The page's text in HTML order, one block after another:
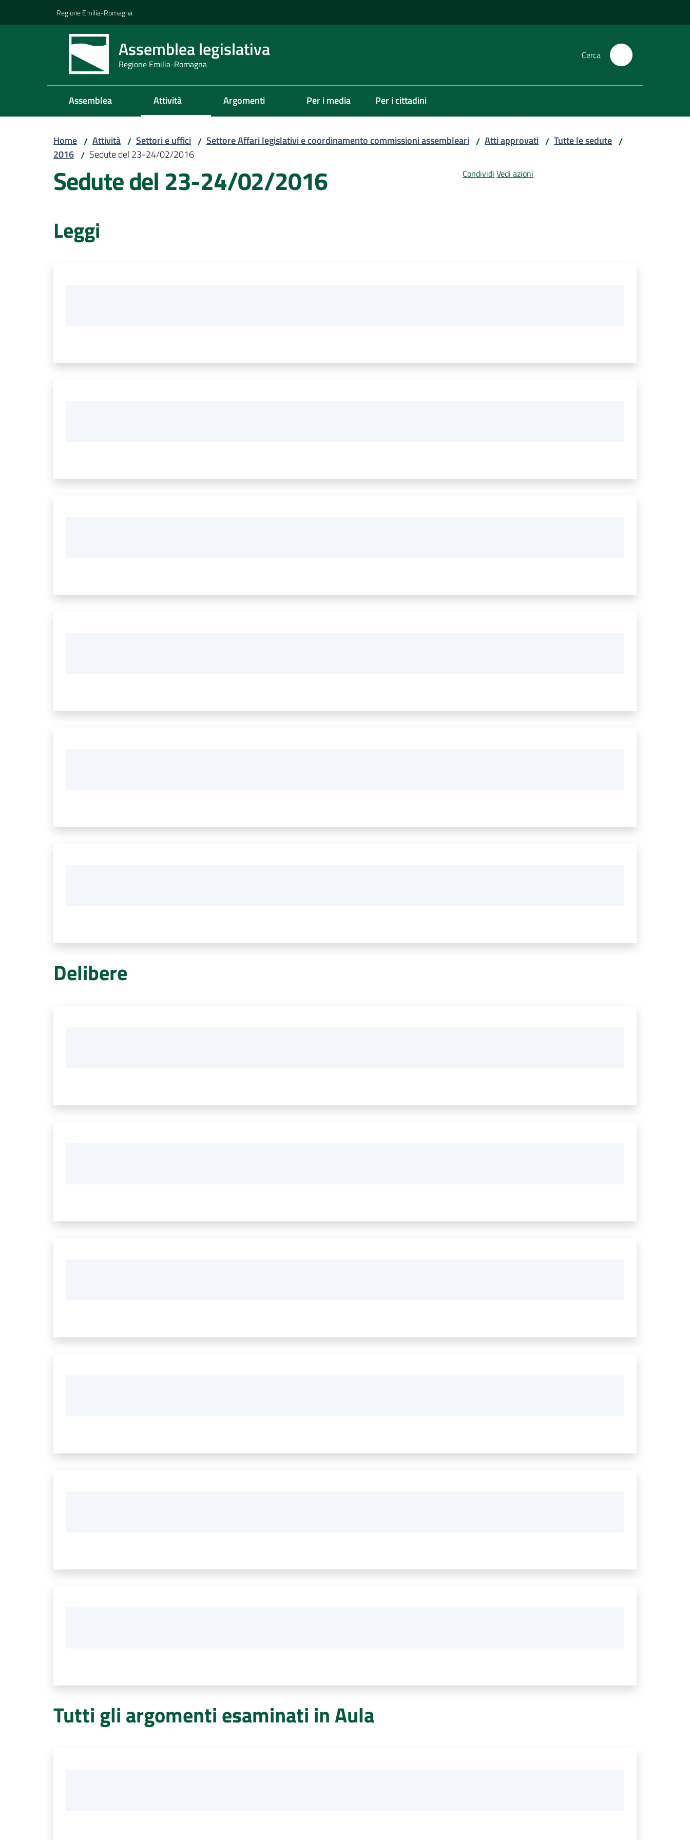
Regione Emilia-Romagna
Assemblea legislativa
Regione Emilia-Romagna
Cerca
Assemblea Attività Argomenti Per i media Per i cittadini
Home / Attività / Settori e uffici / Settore Affari legislativi e coordinamento commissioni assembleari / Atti approvati / Tutte le sedute /
2016 / Sedute del 23-24/02/2016
Sedute del 23-24/02/2016 Condividi Vedi azioni
Leggi
Delibere
Tutti gli argomenti esaminati in Aula